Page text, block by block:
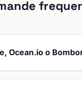
Ocean.io o